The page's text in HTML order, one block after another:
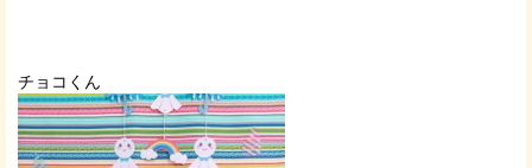
チョコくん